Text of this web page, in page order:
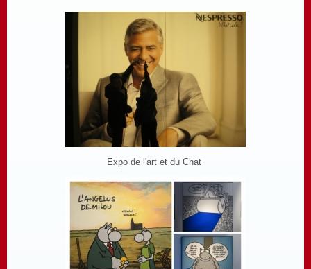
Expo de l'art et du Chat